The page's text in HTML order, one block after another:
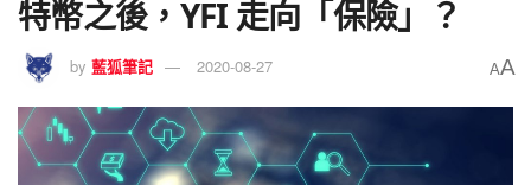
特幣之後，YFI 走向「保險」？
by 藍狐筆記 2020-08-27 AA